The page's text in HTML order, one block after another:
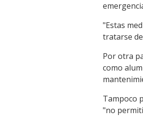
"Estas
tratarse
Por otra
como
Tampoco
"no